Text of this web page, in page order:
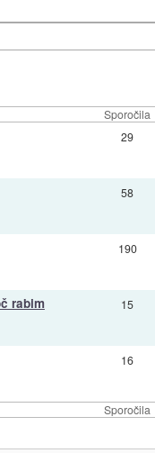
Sporočila
Sporočila
29
58
190
rabim 15
16